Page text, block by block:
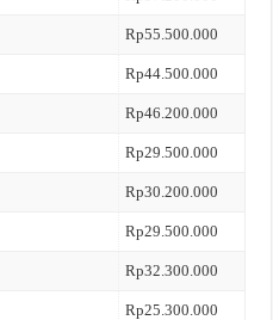
Rp55.500.000
Rp44.500.000
Rp46.200.000
Rp29.500.000
Rp30.200.000
Rp29.500.000
Rp32.300.000
Rp25.300.000